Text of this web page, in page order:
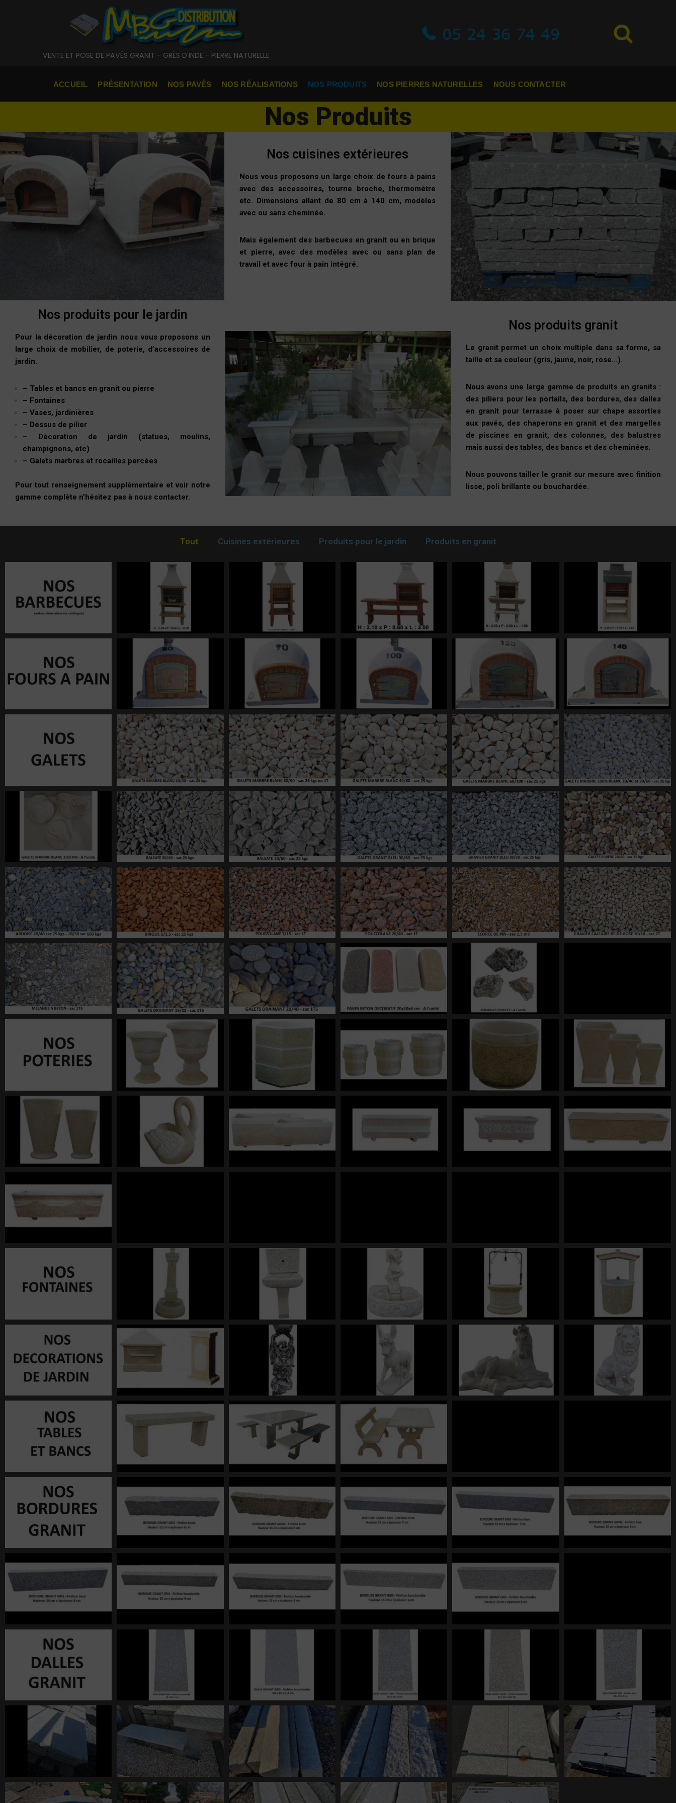
contenuVENTE ET POSE DE PAVÉS GRANIT - GRÈS D'INDE - PIERRE NATURELLE
ACCUEIL PRÉSENTATION NOS PAVÉS NOS RÉALISATIONS NOS PRODUITS NOS PIERRES NATURELLES NOUS CONTACTER
Nos Produits
Nos cuisines extérieures
Nous vous proposons un large choix de fours à pains
avec des accessoires, tourne broche, thermomètre
etc. Dimensions allantde 80 cm à 140 cm, modèles
avec ou sans cheminée.
Mais également des barbecues en granit ou en brique
et pierre, avec des modèles avec ou sans plan de
travail et avec four à pain intégré.
Nos produits pour le jardin
Pour la décoration de jardin nous vous proposons un
large choix de mobilier, de poterie, d’accessoires de
jardin.
– Tables et bancs en granit ou pierre
– Fontaines
– Vases, jardinières
– Dessus de pilier
– Décoration de jardin (statues, moulins,
champignons, etc)
– Galets marbres et rocailles percées
Pour tout renseignement supplémentaire et voir notre
gamme complète n’hésitez pas à nous contacter.
Nos produits granit
Le granit permet un choix multiple dans sa forme, sa
taille et sa couleur (gris, jaune, noir, rose…).
Nous avons une large gamme de produits en granits :
des piliers pour les portails, des bordures, des dalles
en granit pour terrasse à poser sur chape assorties
aux pavés, des chaperons en granit et des margelles
de piscines en granit, des colonnes, des balustres
mais aussi des tables, des bancs et des cheminées.
Nous pouvons tailler le granit sur mesure avec finition
lisse, poli brillante ou bouchardée.
Tout Cuisines extérieures Produits pour le jardin Produits en granit